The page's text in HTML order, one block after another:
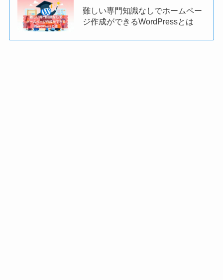
難しい専門知識なしでホームペー
ジ作成ができるWordPressとは